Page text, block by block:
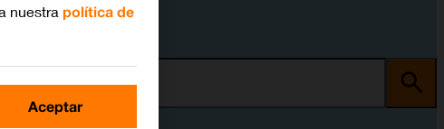
o tema
nuestra política de
Aceptar